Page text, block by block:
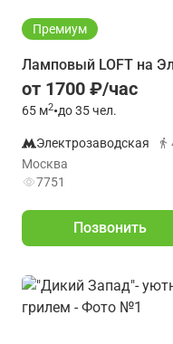
Премиум
Ламповый LOFT на
от 1700 ₽/час
65 м2•до 35 чел.
Электрозаводская
Москва
7751
Позвонить